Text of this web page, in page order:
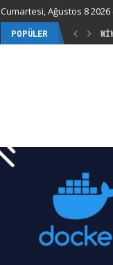
Cumartesi, Ağustos 8
POPÜLER